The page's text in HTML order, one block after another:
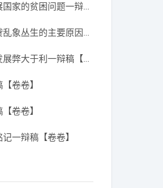
教育援助更能解决低度发展国家的贫困问题一辩稿【卷卷】
借贷者不理性是导致校园贷乱象丛生的主要原因一辩稿【卷卷】
举办大型运动赛事对城市发展弊大于利一辩稿【卷卷】
卷卷】
卷卷】
一辩稿【卷卷】